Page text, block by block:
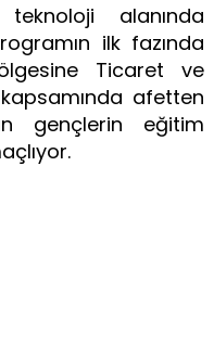
alanında
ilk fazında
Ticaret ve
afetten
gençlerin eğitim